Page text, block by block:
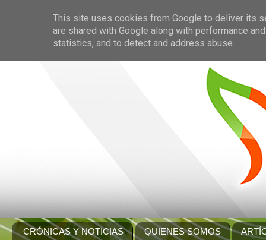
CRÓNICAS Y NOTICIAS QUIENES SOMOS
This site uses cookies from Google to deliver its
are shared with Google along with performance
statistics, and to detect and address abuse.